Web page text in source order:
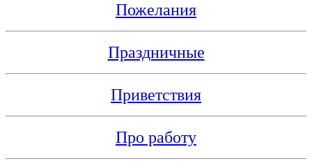
Пожелания
Праздничные
Приветствия
Про работу